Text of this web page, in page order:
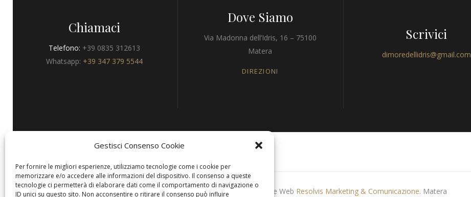
Gestisci Consenso Cookie
Per fornire le migliori esperienze, utilizziamo tecnologie come i cookie per
memorizzare e/o accedere alle informazioni del dispositivo. Il consenso a queste
tecnologie ci permetterà di elaborare dati come il comportamento di navigazione o
ID unici su questo sito. Non acconsentire o ritirare il consenso può influire
Chiamaci
Telefono: +39 0835 312613
Whatsapp: +39 347 379 5544
Dove Siamo
Via Madonna dell’Idris, 16 – 75100
Matera
DIREZIONI
Scrivici
dimoredellidris@gmail.com
Produzione Web Resolvis Marketing & Comunicazione. Matera